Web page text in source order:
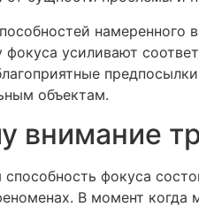
намеренного
фокуса усиливают
объектам.
внимание
фокуса
В момент когда